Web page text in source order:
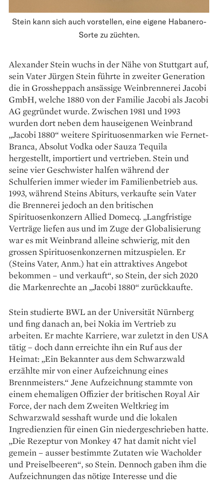
Stein kann sich auch vorstellen, eine eigene Habanero-
Sorte zu züchten.
Alexander Stein wuchs in der Nähe von Stuttgart auf,
sein Vater Jürgen Stein führte in zweiter Generation
die in Grossheppach ansässige Weinbrennerei Jacobi
GmbH, welche 1880 von der Familie Jacobi als Jacobi
AG gegründet wurde. Zwischen 1981 und 1993
wurden dort neben dem hauseigenen Weinbrand
„Jacobi 1880“ weitere Spirituosenmarken wie Fernet-
Branca, Absolut Vodka oder Sauza Tequila
hergestellt, importiert und vertrieben. Stein und
seine vier Geschwister halfen während der
Schulferien immer wieder im Familienbetrieb aus.
1993, während Steins Abiturs, verkaufte sein Vater
die Brennerei jedoch an den britischen
Spirituosenkonzern Allied Domecq. „Langfristige
Verträge liefen aus und im Zuge der Globalisierung
war es mit Weinbrand alleine schwierig, mit den
grossen Spirituosenkonzernen mitzuspielen. Er
(Steins Vater, Anm.) hat ein attraktives Angebot
bekommen – und verkauft“, so Stein, der sich 2020
die Markenrechte an „Jacobi 1880“ zurückkaufte.
Stein studierte BWL an der Universität Nürnberg
und fing danach an, bei Nokia im Vertrieb zu
arbeiten. Er machte Karriere, war zuletzt in den USA
tätig – doch dann erreichte ihn ein Ruf aus der
Heimat: „Ein Bekannter aus dem Schwarzwald
erzählte mir von einer Aufzeichnung eines
Brennmeisters.“ Jene Aufzeichnung stammte von
einem ehemaligen Offizier der britischen Royal Air
Force, der nach dem Zweiten Weltkrieg im
Schwarzwald sesshaft wurde und die lokalen
Ingredienzien für einen Gin niedergeschrieben hatte.
„Die Rezeptur von Monkey 47 hat damit nicht viel
gemein – ausser bestimmte Zutaten wie Wacholder
und Preiselbeeren“, so Stein. Dennoch gaben ihm die
Aufzeichnungen das nötige Interesse und die